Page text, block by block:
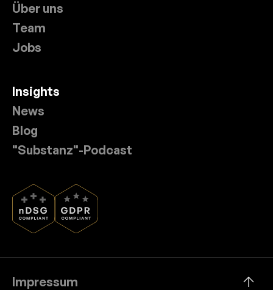
Über uns
Team
Jobs
Insights
News
Blog
"Substanz"-Podcast
Impressum